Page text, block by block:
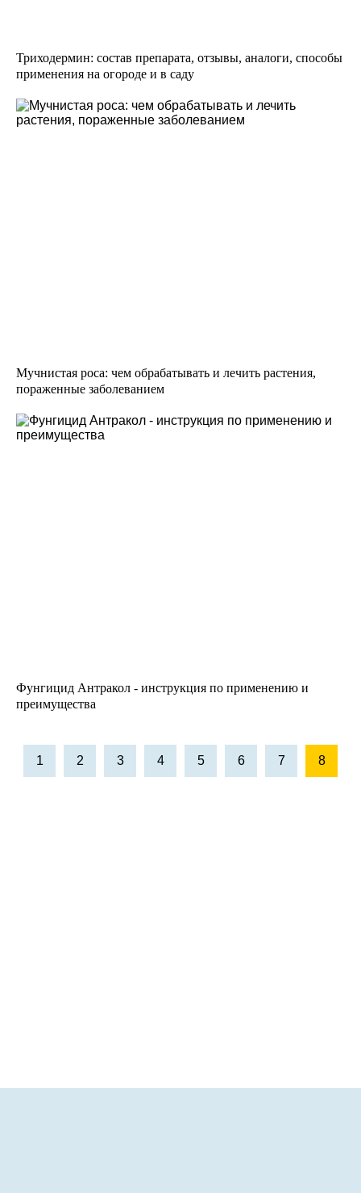
Триходермин: состав препарата, отзывы, аналоги, способы
применения на огороде и в саду
Мучнистая роса: чем обрабатывать и лечить растения,
пораженные заболеванием
Фунгицид Антракол - инструкция по применению и
преимущества
1 2 3 4 5 6 7 8